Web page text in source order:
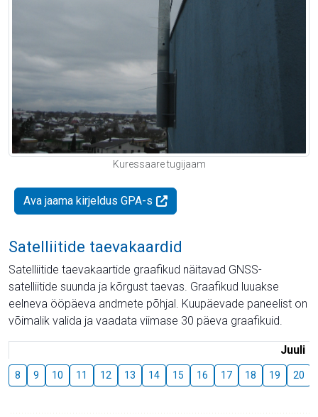
Kuressaare tugijaam
Ava jaama kirjeldus GPA-s
Satelliitide taevakaardid
Satelliitide taevakaartide graafikud näitavad GNSS-
satelliitide suunda ja kõrgust taevas. Graafikud luuakse
eelneva ööpäeva andmete põhjal. Kuupäevade paneelist on
võimalik valida ja vaadata viimase 30 päeva graafikuid.
Juuli
8 9 10 11 12 13 14 15 16 17 18 19 20